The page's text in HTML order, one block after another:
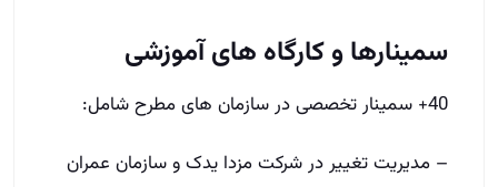
سمینارها و کارگاه ­های آموزشی
40+ سمینار تخصصی در سازمان ­های مطرح شامل:
– مدیریت تغییر در شرکت مزدا یدک و سازمان عمران